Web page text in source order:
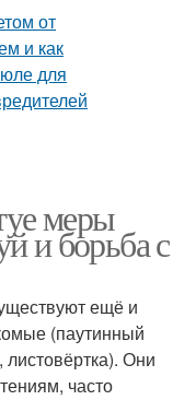
меры
и борьба с
ещё и
(паутинный
Они
часто